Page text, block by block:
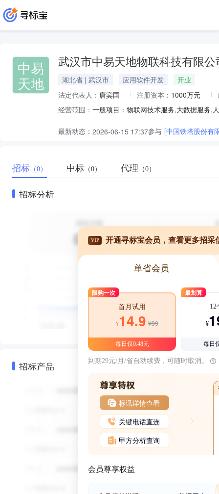
中易
天地
武汉市中易天地物联科技有限公
湖北省 | 武汉市 应用软件开发
开业
法定代表人： 唐宾国 注册资本： 1000万元
经营范围：
最新动态： 2026-06-15 17:37参与 [中国铁塔股份有
招标 （0） 中标 （0） 代理 （0）
招标分析
招标产品
VIP 开通寻标宝会员，查看更多招采
单省会员
限购一次
首月试用
¥14.9 ¥39
每日仅0.48元
最划算
12
¥
每日
到期29元/月/省自动续费，可随时取消。
标讯详情查看
关键电话直连
甲方分析查询
会员尊享权益